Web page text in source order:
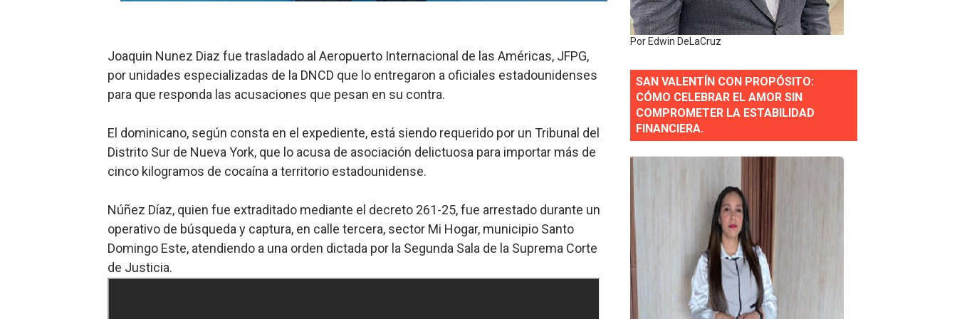
Candidato a presidente del Colegio de Notarios hace llamado a la unidad.
Josefa Castillo: Liderazgo y Transformación Social al Frente del INAIPI
Lee Ballester a los que se forman como agentes “Todo el equipo de la DGM debe acogerse a normas éticas y ser garante de los derechos de
Operativo Interinstitucional “Compromiso Ambiental 2.0”
Trabajadores de la prensa y Obispado de la Provincia Santo Domingo Acuerdan Alianza Estratégica para Impulsar el Desarrollo de Santo
Joaquin Nunez Diaz fue trasladado al Aeropuerto Internacional de las Américas, JFPG,
por unidades especializadas de la DNCD que lo entregaron a oficiales estadounidenses
para que responda las acusaciones que pesan en su contra.
El dominicano, según consta en el expediente, está siendo requerido por un Tribunal del
Distrito Sur de Nueva York, que lo acusa de asociación delictuosa para importar más de
cinco kilogramos de cocaína a territorio estadounidense.
Núñez Díaz, quien fue extraditado mediante el decreto 261-25, fue arrestado durante un
operativo de búsqueda y captura, en calle tercera, sector Mi Hogar, municipio Santo
Domingo Este, atendiendo a una orden dictada por la Segunda Sala de la Suprema Corte
de Justicia.
Por Edwin DeLaCruz
SAN VALENTÍN CON PROPÓSITO:
CÓMO CELEBRAR EL AMOR SIN
COMPROMETER LA ESTABILIDAD
FINANCIERA.